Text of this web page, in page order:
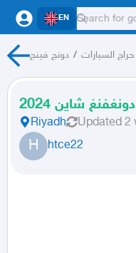
EN
دونج فينج / حراج السيارات
Riyadh Updated 2
H htce22